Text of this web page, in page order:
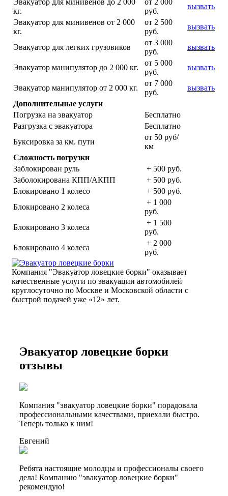
Эвакуатор для минивенов до 2 000
кг.
от 2 000
руб.
вызвать
Эвакуатор для минивенов от 2 000
кг.
от 2 500
руб.
вызвать
Эвакуатор для легких грузовиков
от 3 000
руб.
вызвать
Эвакуатор манипулятор до 2 000 кг.
от 5 000
руб.
вызвать
Эвакуатор манипулятор от 2 000 кг.
от 7 000
руб.
вызвать
Дополнительные услуги
Погрузка на эвакуатор
Бесплатно
Разгрузка с эвакуатора
Бесплатно
Буксировка за км. пути
от 50 руб/
км
Сложность погрузки
Заблокирован руль
+ 500 руб.
Заболокирована КПП/АКПП
+ 500 руб.
Блокировано 1 колесо
+ 500 руб.
Блокировано 2 колеса
+ 1 000
руб.
Блокировано 3 колеса
+ 1 500
руб.
Блокировано 4 колеса
+ 2 000
руб.
Компания "Эвакуатор ловецкие борки" оказывает
качественные услуги по эвакуации автомобилей
круглосуточно по Москве и Московской области с
быстрой подачей уже «12» лет.
Эвакуатор ловецкие борки
отзывы
Компания "эвакуатор ловецкие борки" порадовала
профессиональными качествами, приехали быстро.
Теперь только к ним!
Евгений
Ребята настоящие молодцы и профессионалы своего
дела! Компанию "эвакуатор ловецкие борки"
рекомендую!